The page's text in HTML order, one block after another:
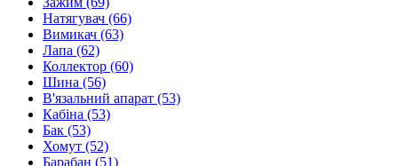
Натягувач (66)
Вимикач (63)
Лапа (62)
Коллектор (60)
Шина (56)
В'язальний апарат (53)
Кабіна (53)
Бак (53)
Хомут (52)
Барабан (51)